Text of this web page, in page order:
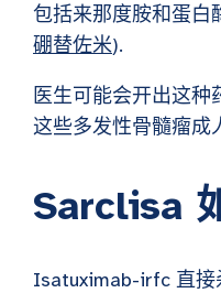
包括来那度胺和蛋白
硼替佐米).
医生可能会开出这
这些多发性骨髓瘤
Sarclisa
Isatuximab-irfc 直接